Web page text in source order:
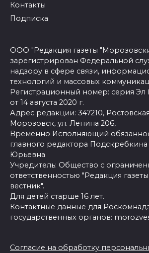
Контакты
Подписка
ООО "Редакция газеты
зарегистрирован Федеральной
надзору в сфере связи,
технологий и массовых
Регистрационный номер: серия
от 14 августа 2020 г.
Адрес редакции: 347210, Ростовская
Морозовск, ул. Ленина 206,
Временно Исполняющий
главного редактора Подскребкина
Юрьевна
Учредитель: Общество с
ответственностью "Редакция
вестник".
Для детей старше 16 лет.
Контактные данные для
государственных органов:
Согласие на обработку